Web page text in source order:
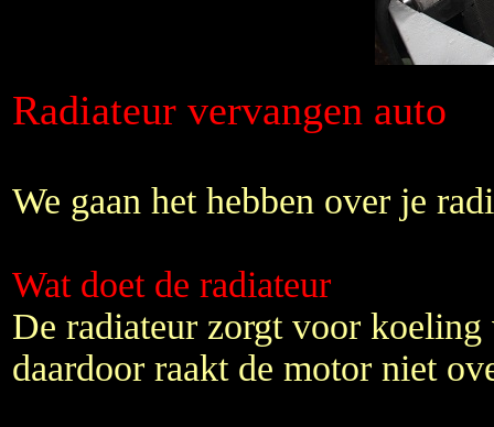
Radiateur vervangen auto
We gaan het hebben over je
Wat doet de radiateur
De radiateur zorgt voor koeling
daardoor raakt de motor niet